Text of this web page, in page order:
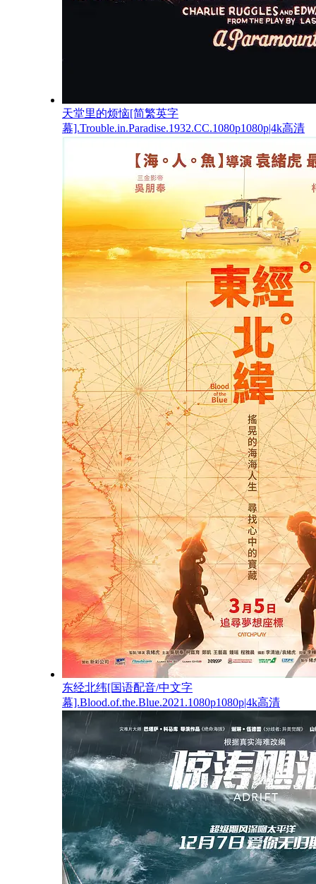
天堂里的烦恼[简繁英字
幕].Trouble.in.Paradise.1932.CC.1080p1080p|4k高清
东经北纬[国语配音/中文字
幕].Blood.of.the.Blue.2021.1080p1080p|4k高清